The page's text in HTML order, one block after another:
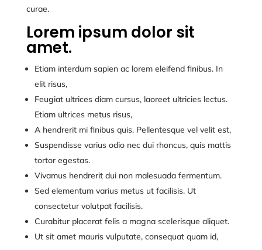
curae.
Lorem ipsum dolor sit
amet.
Etiam interdum sapien ac lorem eleifend finibus. In
elit risus,
Feugiat ultrices diam cursus, laoreet ultricies lectus.
Etiam ultrices metus risus,
A hendrerit mi finibus quis. Pellentesque vel velit est,
Suspendisse varius odio nec dui rhoncus, quis mattis
tortor egestas.
Vivamus hendrerit dui non malesuada fermentum.
Sed elementum varius metus ut facilisis. Ut
consectetur volutpat facilisis.
Curabitur placerat felis a magna scelerisque aliquet.
Ut sit amet mauris vulputate, consequat quam id,